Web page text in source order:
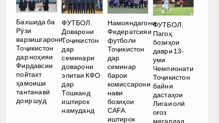
Бахшида ба
Рӯзи
варзишгарони
Тоҷикистон
дар ноҳияи
Фирдавсии
пойтахт
ҳамоиши
тантанавӣ
доир шуд
ФУТБОЛ.
Доварони
Тоҷикистон
дар
семинари
доварони
элитаи КФО
дар
Тошканд
иштирок
намуданд
Намояндагони
Федератсияи
футболи
Тоҷикистон
дар
семинар
барои
комиссарони
нави
бозиҳои
CAFA
иштирок
ФУТБОЛ.
Пагоҳ
бозиҳои
даври 13-
уми
Чемпионати
Тоҷикистон
байни
дастаҳои
Лигаи олӣ
оғоз
мегардад